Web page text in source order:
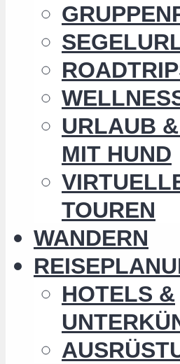
URLAUB
MIT HUND
TOUREN
WANDERN
HOTELS &